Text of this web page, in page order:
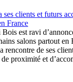
clients et futurs
France
est ravi
salons partout en
rencontre de ses
proximité et